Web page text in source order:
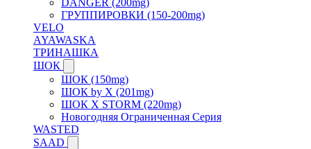
ГРУППИРОВКИ (150-200mg)
VELO
AYAWASKA
ТРИНАШКА
ШОК
ШОК (150mg)
ШОК by X (201mg)
ШОК X STORM (220mg)
Новогодняя Ограниченная Серия
WASTED
SAAD